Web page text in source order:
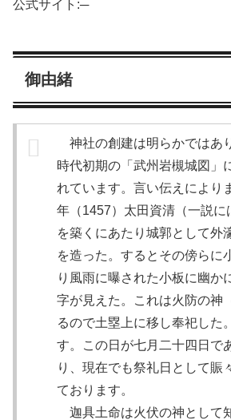
公式サイト:─
御由緒
神社の創建は明らかではあ
時代初期の「武州岩槻城図」
れています。言い伝えにより
年（1457）太田資清（一説に
を築くにあたり城郭として外
を造った。するとその傍らに
り風雨に曝された小板に幽か
字が見えた。これは火防の神
るので土塁上に移し奉祀した
す。この日が七月二十四日で
り、現在でも祭礼日として賑
ております。
迦具土命は火伏の神として